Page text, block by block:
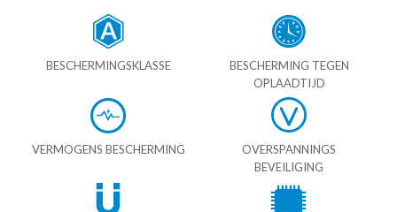
BESCHERMINGSKLASSE
BESCHERMING TEGEN
OPLAADTIJD
VERMOGENS BESCHERMING
OVERSPANNINGS
BEVEILIGING